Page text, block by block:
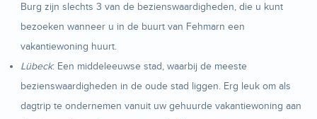
Burg zijn slechts 3 van de bezienswaardigheden, die u kunt
bezoeken wanneer u in de buurt van Fehmarn een
vakantiewoning huurt.
Lübeck: Een middeleeuwse stad, waarbij de meeste
bezienswaardigheden in de oude stad liggen. Erg leuk om als
dagtrip te ondernemen vanuit uw gehuurde vakantiewoning aan